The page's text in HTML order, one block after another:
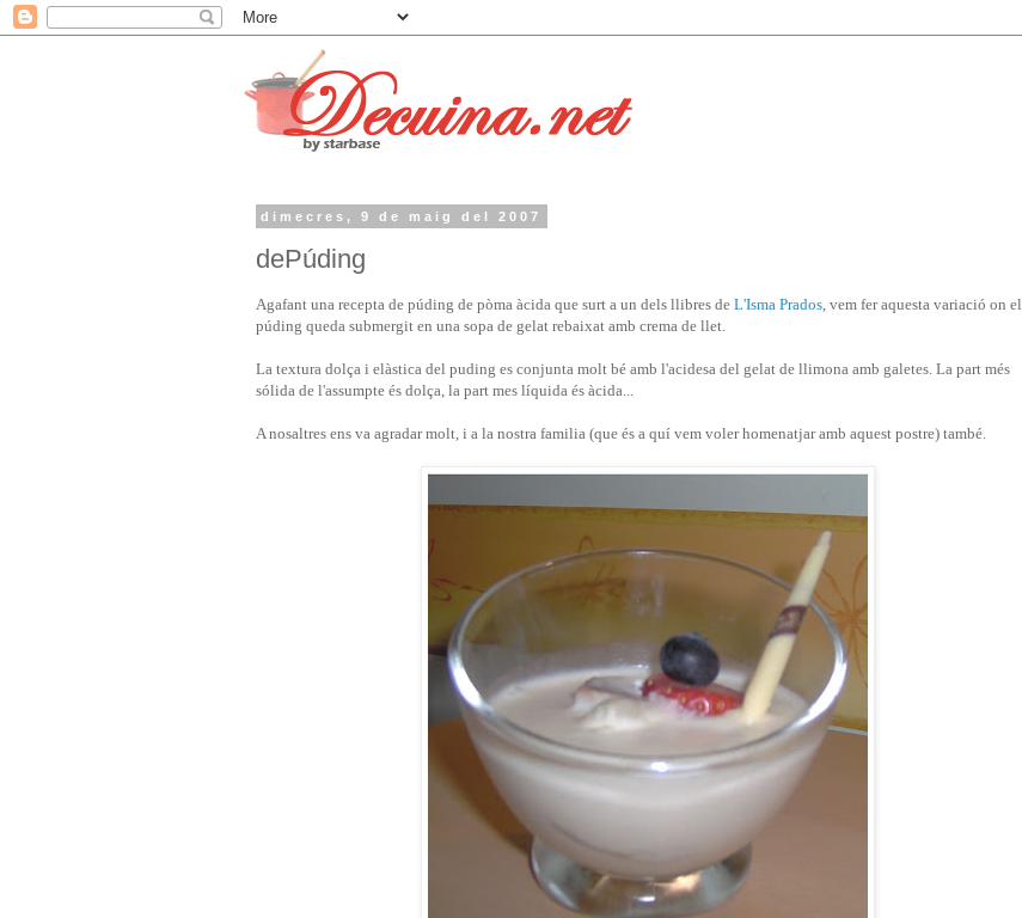
dimecres, 9 de maig del 2007
dePúding
Agafant una recepta de púding de pòma àcida que surt a un dels llibres de L'Isma Prados , vem fer aquesta variació on el
púding queda submergit en una sopa de gelat rebaixat amb crema de llet.
La textura dolça i elàstica del puding es conjunta molt bé amb l'acidesa del gelat de llimona amb galetes. La part més
sólida de l'assumpte és dolça, la part mes líquida és àcida...
A nosaltres ens va agradar molt, i a la nostra familia (que és a quí vem voler homenatjar amb aquest postre) també.